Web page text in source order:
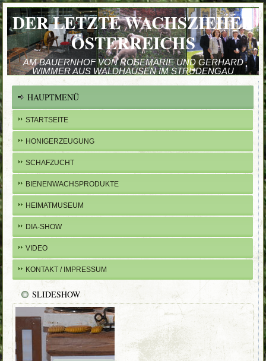
DER LETZTE WACHSZIEHER
ÖSTERREICHS
AM BAUERNHOF VON ROSEMARIE UND GERHARD
WIMMER AUS WALDHAUSEN IM STRUDENGAU
HAUPTMENÜ
STARTSEITE
HONIGERZEUGUNG
SCHAFZUCHT
BIENENWACHSPRODUKTE
HEIMATMUSEUM
DIA-SHOW
VIDEO
KONTAKT / IMPRESSUM
SLIDESHOW